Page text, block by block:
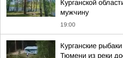
Курганской
мужчину
19:00
Курганские
Тюмени из реки